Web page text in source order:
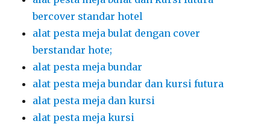
bercover standar hotel
alat pesta meja bulat dengan cover
berstandar hote;
alat pesta meja bundar
alat pesta meja bundar dan kursi futura
alat pesta meja dan kursi
alat pesta meja kursi